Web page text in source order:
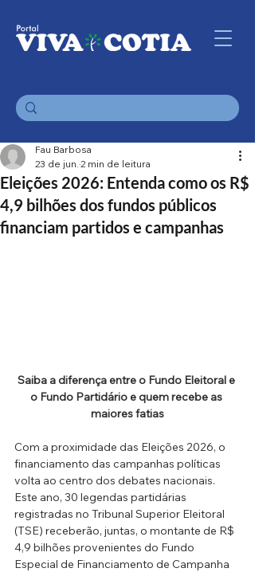
Eleições 2026: Entenda como os R$
4,9 bilhões dos fundos públicos
financiam partidos e campanhas
Fau Barbosa
23 de jun. 2 min de leitura
Saiba a diferença entre o Fundo Eleitoral e
o Fundo Partidário e quem recebe as
maiores fatias
Com a proximidade das Eleições 2026, o
financiamento das campanhas políticas
volta ao centro dos debates nacionais.
Este ano, 30 legendas partidárias
registradas no Tribunal Superior Eleitoral
(TSE) receberão, juntas, o montante de R$
4,9 bilhões provenientes do Fundo
Especial de Financiamento de Campanha